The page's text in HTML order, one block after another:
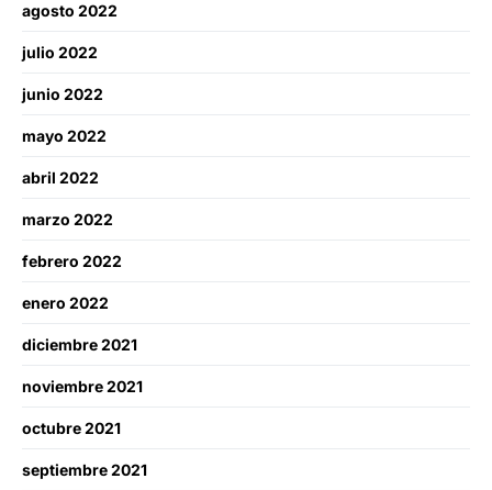
agosto 2022
julio 2022
junio 2022
mayo 2022
abril 2022
marzo 2022
febrero 2022
enero 2022
diciembre 2021
noviembre 2021
octubre 2021
septiembre 2021